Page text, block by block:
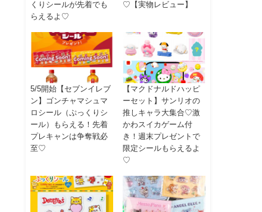
くりシールが先着でも
らえるよ♡
♡【実物レビュー】
5/5開始【セブンイレブ
ン】ゴンチャマシュマ
ロシール（ぷっくりシ
ール）もらえる！先着
プレキャンは争奪戦必
至♡
【マクドナルドハッピ
ーセット】サンリオの
推しキャラ大集合♡激
かわスイカゲーム付
き！週末プレゼントで
限定シールもらえるよ
♡